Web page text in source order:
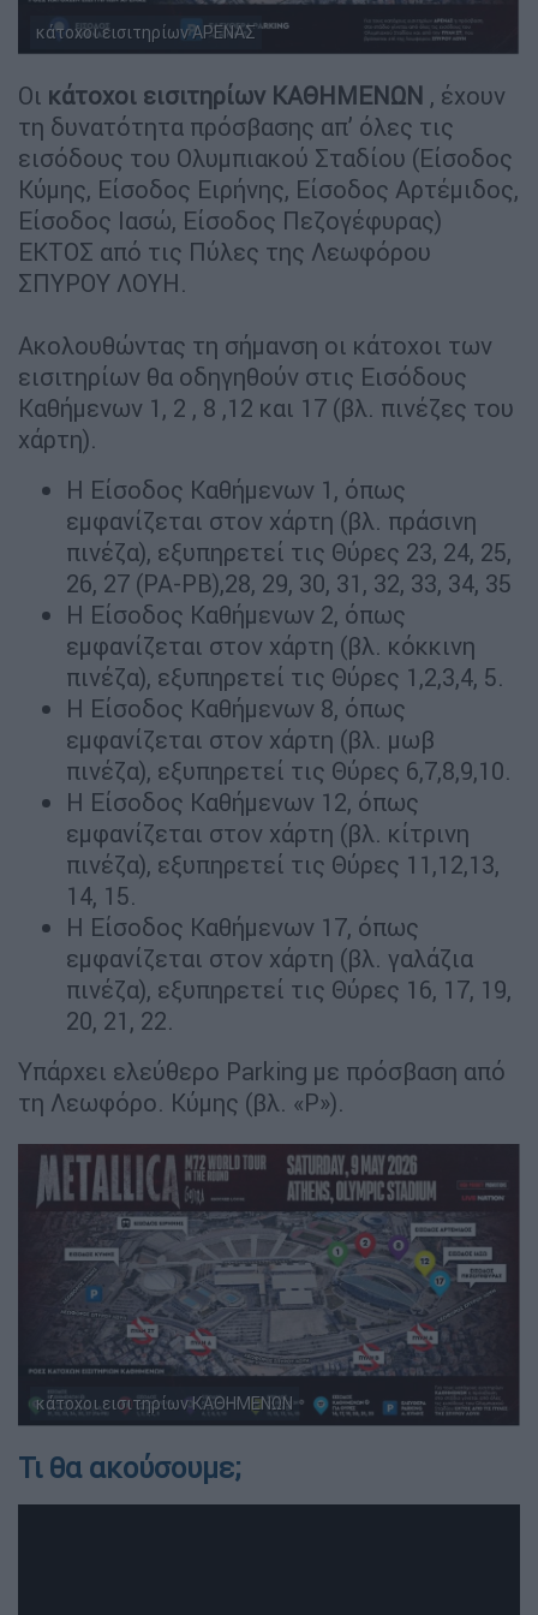
κάτοχοι εισιτηρίων ΑΡΕΝΑΣ
Οι κάτοχοι εισιτηρίων ΚΑΘΗΜΕΝΩΝ , έχουν
τη δυνατότητα πρόσβασης απ’ όλες τις
εισόδους του Ολυμπιακού Σταδίου (Είσοδος
Κύμης, Είσοδος Ειρήνης, Είσοδος Αρτέμιδος,
Είσοδος Ιασώ, Είσοδος Πεζογέφυρας)
ΕΚΤΟΣ από τις Πύλες της Λεωφόρου
ΣΠΥΡΟΥ ΛΟΥΗ.
Ακολουθώντας τη σήμανση οι κάτοχοι των
εισιτηρίων θα οδηγηθούν στις Εισόδους
Καθήμενων 1, 2 , 8 ,12 και 17 (βλ. πινέζες του
χάρτη).
Η Είσοδος Καθήμενων 1, όπως
εμφανίζεται στον χάρτη (βλ. πράσινη
πινέζα), εξυπηρετεί τις Θύρες 23, 24, 25,
26, 27 (ΡΑ-ΡΒ),28, 29, 30, 31, 32, 33, 34, 35
Η Είσοδος Καθήμενων 2, όπως
εμφανίζεται στον χάρτη (βλ. κόκκινη
πινέζα), εξυπηρετεί τις Θύρες 1,2,3,4, 5.
Η Είσοδος Καθήμενων 8, όπως
εμφανίζεται στον χάρτη (βλ. μωβ
πινέζα), εξυπηρετεί τις Θύρες 6,7,8,9,10.
H Είσοδος Καθήμενων 12, όπως
εμφανίζεται στον χάρτη (βλ. κίτρινη
πινέζα), εξυπηρετεί τις Θύρες 11,12,13,
14, 15.
H Είσοδος Καθήμενων 17, όπως
εμφανίζεται στον χάρτη (βλ. γαλάζια
πινέζα), εξυπηρετεί τις Θύρες 16, 17, 19,
20, 21, 22.
Υπάρχει ελεύθερο Parking με πρόσβαση από
τη Λεωφόρο. Κύμης (βλ. «P»).
κάτοχοι εισιτηρίων ΚΑΘΗΜΕΝΩΝ
Τι θα ακούσουμε;